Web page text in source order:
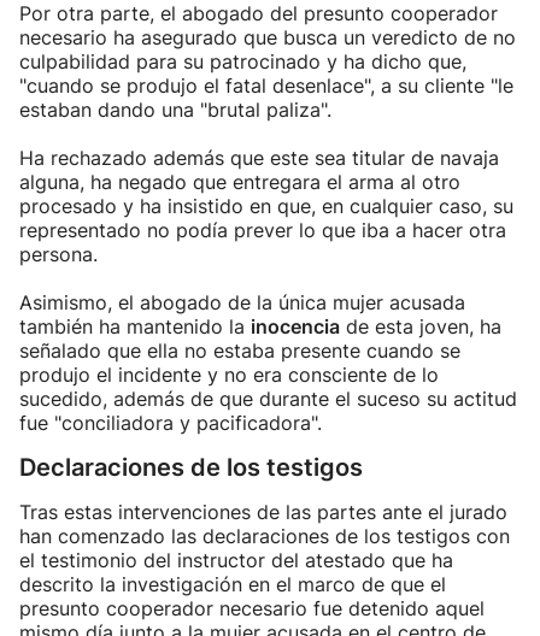
Por otra parte, el abogado del presunto cooperador
necesario ha asegurado que busca un veredicto de no
culpabilidad para su patrocinado y ha dicho que,
"cuando se produjo el fatal desenlace", a su cliente "le
estaban dando una "brutal paliza".
Ha rechazado además que este sea titular de navaja
alguna, ha negado que entregara el arma al otro
procesado y ha insistido en que, en cualquier caso, su
representado no podía prever lo que iba a hacer otra
persona.
Asimismo, el abogado de la única mujer acusada
también ha mantenido la inocencia de esta joven, ha
señalado que ella no estaba presente cuando se
produjo el incidente y no era consciente de lo
sucedido, además de que durante el suceso su actitud
fue "conciliadora y pacificadora".
Declaraciones de los testigos
Tras estas intervenciones de las partes ante el jurado
han comenzado las declaraciones de los testigos con
el testimonio del instructor del atestado que ha
descrito la investigación en el marco de que el
presunto cooperador necesario fue detenido aquel